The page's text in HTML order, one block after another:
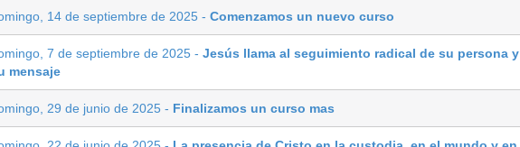
14 de septiembre de 2025 - Comenzamos un nuevo curso
7 de septiembre de 2025 - Jesús llama al seguimiento radical de su persona y
mensaje
29 de junio de 2025 - Finalizamos un curso mas